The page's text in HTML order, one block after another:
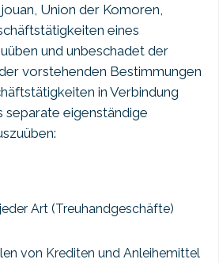
Union der Komoren,
eines
und unbeschadet der
vorstehenden Bestimmungen
in Verbindung
separate eigenständige
Art (Treuhandgeschäfte)
von Krediten und Anleihemittel